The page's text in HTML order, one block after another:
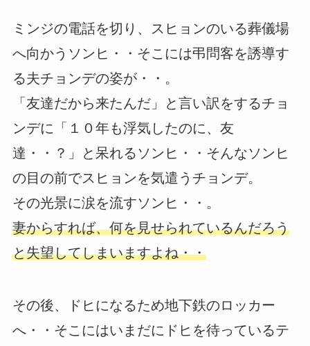
ミンジの電話を切り、スヒョンのいる葬儀場
へ向かうソンヒ・・そこには弔問客を誘導す
る夫チョンデの姿が・・。
「友達だから来たんだ」と言い訳をするチョ
ンデに「１０年も浮気したのに、友
達・・？」と呆れるソンヒ・・そんなソンヒ
の目の前でスヒョンを気遣うチョンデ。
その光景に涙を流すソンヒ・・。
妻からすれば、何を見せられているんだろう
と失望してしまいますよね・・
その後、ドヒになるため地下鉄のロッカー
へ・・そこにはいまだにドヒを待っているテ